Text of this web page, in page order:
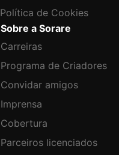
Política de Cookies
Sobre a Sorare
Carreiras
Programa de Criadores
Convidar amigos
Imprensa
Cobertura
Parceiros licenciados